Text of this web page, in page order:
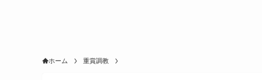
ホーム 重賞調教